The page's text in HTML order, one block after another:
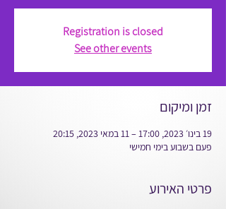
Registration is closed
See other events
זמן ומיקום
19 בינו׳ 2023, 17:00 – 11 במאי 2023, 20:15
פעם בשבוע בימי חמישי
פרטי האירוע